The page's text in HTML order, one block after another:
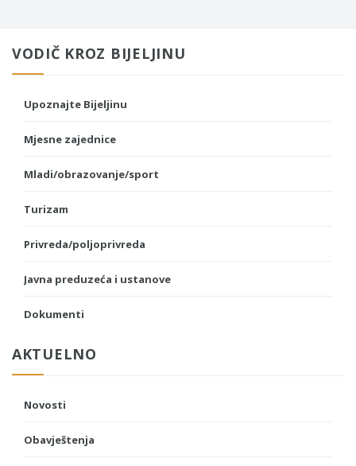
VODIČ KROZ BIJELJINU
Upoznajte Bijeljinu
Mjesne zajednice
Mladi/obrazovanje/sport
Turizam
Privreda/poljoprivreda
Javna preduzeća i ustanove
Dokumenti
AKTUELNO
Novosti
Obavještenja